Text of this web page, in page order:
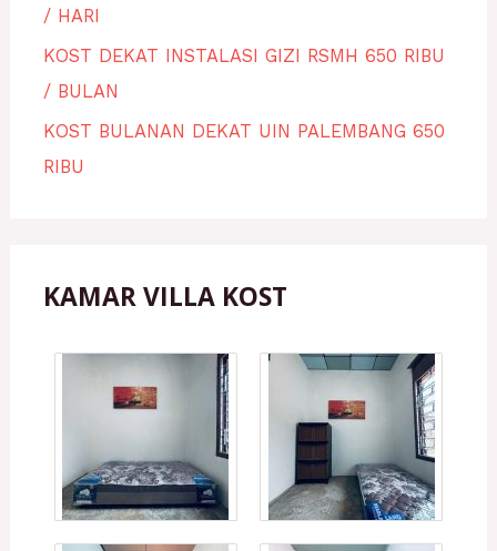
/ HARI
KOST DEKAT INSTALASI GIZI RSMH 650 RIBU
/ BULAN
KOST BULANAN DEKAT UIN PALEMBANG 650
RIBU
KAMAR VILLA KOST